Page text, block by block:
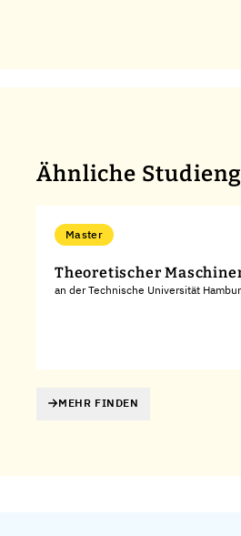
Ähnliche
Master
Theoretischer
an der Technische Universität
MEHR FINDEN